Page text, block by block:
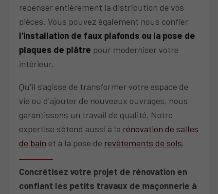
repenser entièrement la distribution de vos
pièces. Vous pouvez également nous confier
l'installation de faux plafonds ou la pose de
plaques de plâtre pour moderniser votre
intérieur.
Qu'il s'agisse de transformer votre espace de
vie ou d'ajouter de nouveaux ouvrages, nous
garantissons un travail de qualité. Notre
expertise s'étend aussi à la rénovation de salles
de bain et à la pose de revêtements de sols.
Concrétisez votre projet de rénovation en
confiant les petits travaux de maçonnerie à